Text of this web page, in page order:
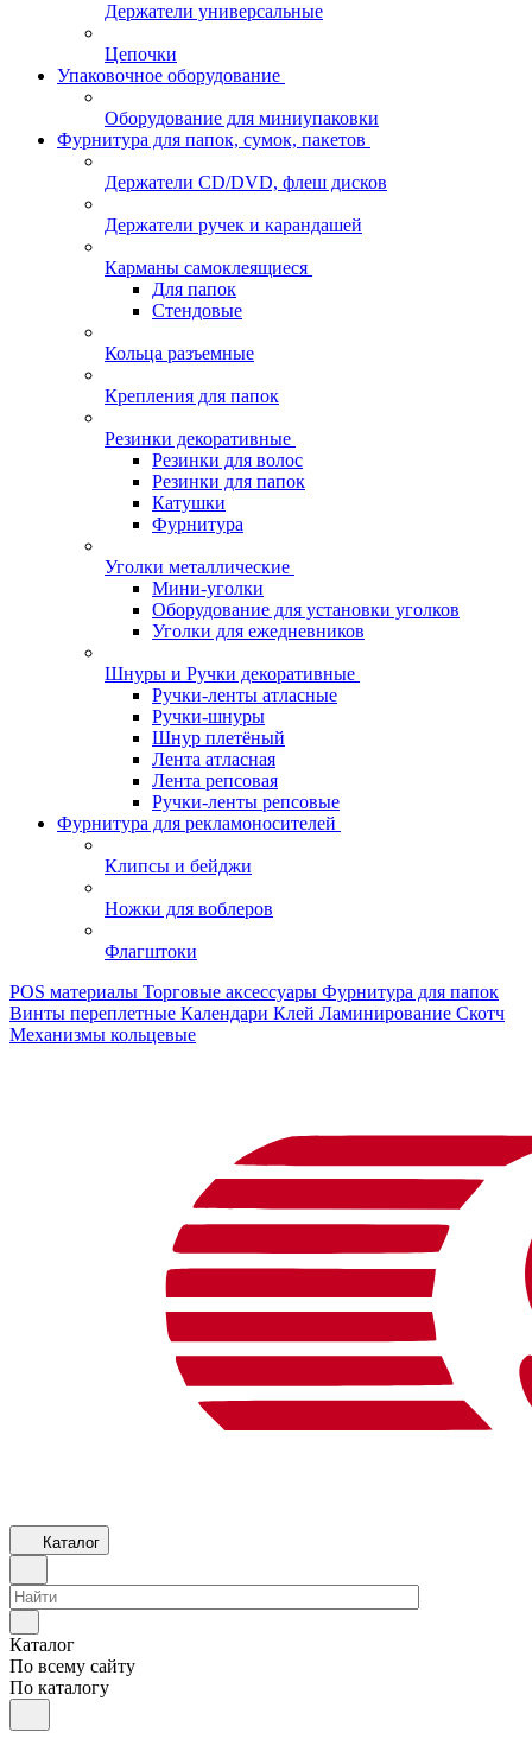
Держатели универсальные
Цепочки
Упаковочное оборудование
Оборудование для миниупаковки
Фурнитура для папок, сумок, пакетов
Держатели CD/DVD, флеш дисков
Держатели ручек и карандашей
Карманы самоклеящиеся
Для папок
Стендовые
Кольца разъемные
Крепления для папок
Резинки декоративные
Резинки для волос
Резинки для папок
Катушки
Фурнитура
Уголки металлические
Мини-уголки
Оборудование для установки уголков
Уголки для ежедневников
Шнуры и Ручки декоративные
Ручки-ленты атласные
Ручки-шнуры
Шнур плетёный
Лента атласная
Лента репсовая
Ручки-ленты репсовые
Фурнитура для рекламоносителей
Клипсы и бeйджи
Ножки для воблеров
Флагштоки
POS материалы Торговые аксессуары Фурнитура для папок
Винты переплетные Календари Клей Ламинирование Скотч
Механизмы кольцевые
Каталог
Каталог
По всему сайту
По каталогу